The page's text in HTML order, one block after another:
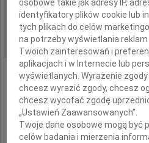
REGION: Częstochowa
DATA EMISJI: 07.03.2012
Z
osobowe takie jak adresy IP,
identyfikatory plików cookie lub
tych plikach do celów
na potrzeby wyświetlania
Twoich zainteresowań i
aplikacjach i w Internecie lub
wyświetlanych. Wyrażenie
chcesz wyrazić zgody, chcesz
chcesz wycofać zgodę
„Ustawień Zaawansowanych”.
Twoje dane osobowe mogą być
celów badania i mierzenia